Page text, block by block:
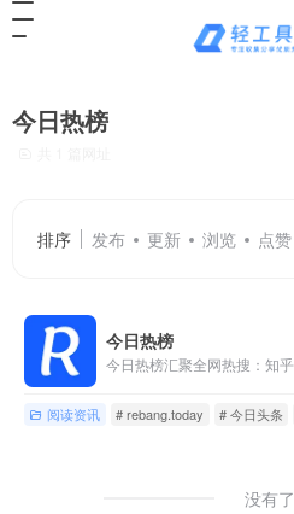
今日热榜
排序 发布 更新 浏览 点赞
今日热榜
阅读资讯 # rebang.today # 今日头条
没有了